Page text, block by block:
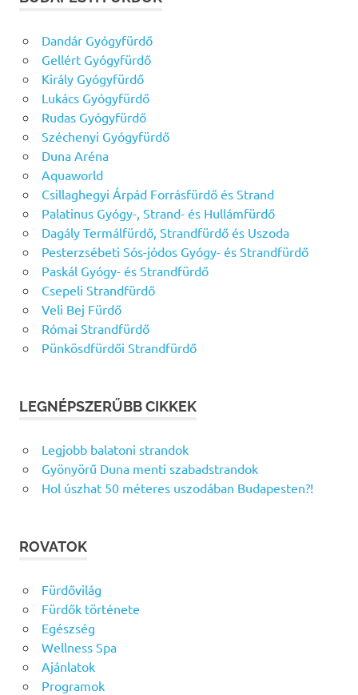
Dandár Gyógyfürdő
Gellért Gyógyfürdő
Király Gyógyfürdő
Lukács Gyógyfürdő
Rudas Gyógyfürdő
Széchenyi Gyógyfürdő
Duna Aréna
Aquaworld
Csillaghegyi Árpád Forrásfürdő és Strand
Palatinus Gyógy-, Strand- és Hullámfürdő
Dagály Termálfürdő, Strandfürdő és Uszoda
Pesterzsébeti Sós-jódos Gyógy- és Strandfürdő
Paskál Gyógy- és Strandfürdő
Csepeli Strandfürdő
Veli Bej Fürdő
Római Strandfürdő
Pünkösdfürdői Strandfürdő
LEGNÉPSZERŰBB CIKKEK
Legjobb balatoni strandok
Gyönyörű Duna menti szabadstrandok
Hol úszhat 50 méteres uszodában Budapesten?!
ROVATOK
Fürdővilág
Fürdők története
Egészség
Wellness Spa
Ajánlatok
Programok